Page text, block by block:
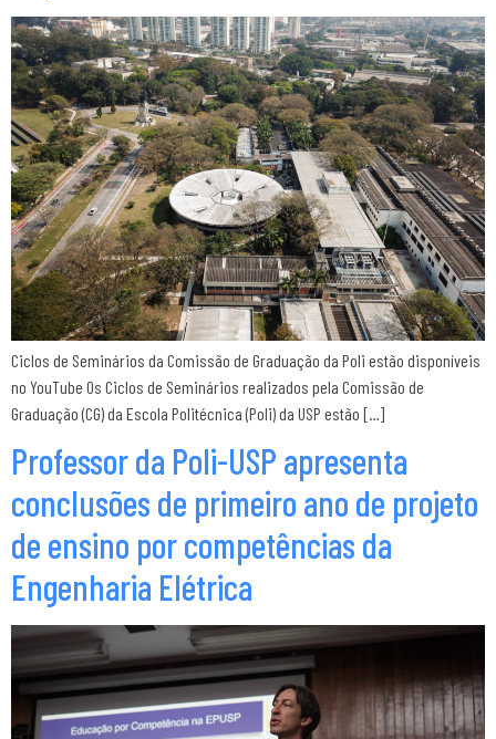
Ciclos de Seminários da Comissão de Graduação da Poli estão disponíveis
no YouTube Os Ciclos de Seminários realizados pela Comissão de
Graduação (CG) da Escola Politécnica (Poli) da USP estão […]
Professor da Poli-USP apresenta
conclusões de primeiro ano de projeto
de ensino por competências da
Engenharia Elétrica